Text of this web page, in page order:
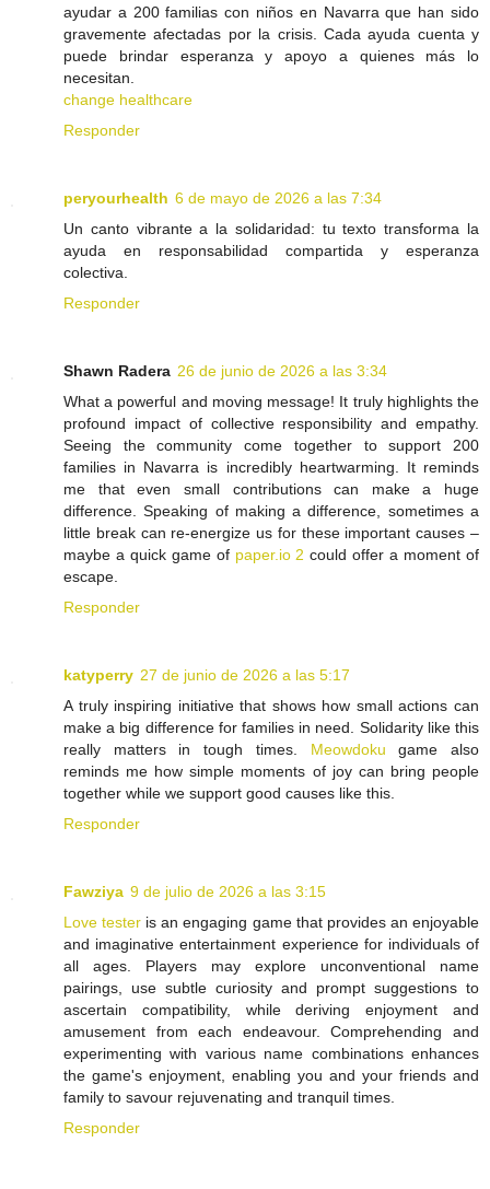
ayudar a 200 familias con niños en Navarra que han sido
gravemente afectadas por la crisis. Cada ayuda cuenta y
puede brindar esperanza y apoyo a quienes más lo
necesitan.
change healthcare
Responder
peryourhealth 6 de mayo de 2026 a las 7:34
Un canto vibrante a la solidaridad: tu texto transforma la
ayuda en responsabilidad compartida y esperanza
colectiva.
Responder
Shawn Radera 26 de junio de 2026 a las 3:34
What a powerful and moving message! It truly highlights the
profound impact of collective responsibility and empathy.
Seeing the community come together to support 200
families in Navarra is incredibly heartwarming. It reminds
me that even small contributions can make a huge
difference. Speaking of making a difference, sometimes a
little break can re-energize us for these important causes –
maybe a quick game of paper.io 2 could offer a moment of
escape.
Responder
katyperry 27 de junio de 2026 a las 5:17
A truly inspiring initiative that shows how small actions can
make a big difference for families in need. Solidarity like this
really matters in tough times. Meowdoku game also
reminds me how simple moments of joy can bring people
together while we support good causes like this.
Responder
Fawziya 9 de julio de 2026 a las 3:15
Love tester is an engaging game that provides an enjoyable
and imaginative entertainment experience for individuals of
all ages. Players may explore unconventional name
pairings, use subtle curiosity and prompt suggestions to
ascertain compatibility, while deriving enjoyment and
amusement from each endeavour. Comprehending and
experimenting with various name combinations enhances
the game's enjoyment, enabling you and your friends and
family to savour rejuvenating and tranquil times.
Responder